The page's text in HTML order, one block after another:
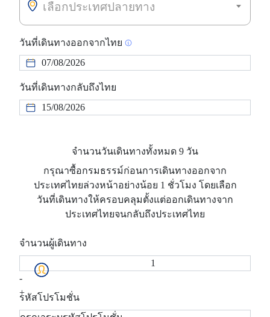
เลือกประเทศปลายทาง
วันที่เดินทางออกจากไทย
วันที่เดินทางกลับถึงไทย
จำนวนวันเดินทางทั้งหมด 9 วัน
กรุณาซื้อกรมธรรม์ก่อนการเดินทางออกจาก
ประเทศไทยล่วงหน้าอย่างน้อย 1 ชั่วโมง โดยเลือก
วันที่เดินทางให้ครอบคลุมตั้งแต่ออกเดินทางจาก
ประเทศไทยจนกลับถึงประเทศไทย
จำนวนผู้เดินทาง
-
+
รหัสโปรโมชั่น